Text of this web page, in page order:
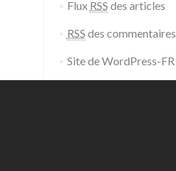
Flux RSS des articles
RSS des commentaires
Site de WordPress-FR